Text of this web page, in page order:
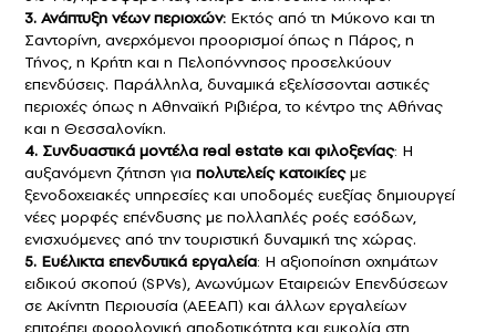
3. Ανάπτυξη νέων περιοχών: Εκτός από τη Μύκονο και τη
Σαντορίνη, ανερχόμενοι προορισμοί όπως η Πάρος, η
Τήνος, η Κρήτη και η Πελοπόννησος προσελκύουν
επενδύσεις. Παράλληλα, δυναμικά εξελίσσονται αστικές
περιοχές όπως η Αθηναϊκή Ριβιέρα, το κέντρο της Αθήνας
και η Θεσσαλονίκη.
4. Συνδυαστικά μοντέλα real estate και φιλοξενίας: Η
αυξανόμενη ζήτηση για πολυτελείς κατοικίεςμε
ξενοδοχειακές υπηρεσίες και υποδομές ευεξίας δημιουργεί
νέες μορφές επένδυσης με πολλαπλές ροές εσόδων,
ενισχυόμενες από την τουριστική δυναμική της χώρας.
5. Ευέλικτα επενδυτικά εργαλεία: Η αξιοποίηση οχημάτων
ειδικού σκοπού (SPVs), Ανωνύμων Εταιρειών Επενδύσεων
σε Ακίνητη Περιουσία (ΑΕΕΑΠ) και άλλων εργαλείων